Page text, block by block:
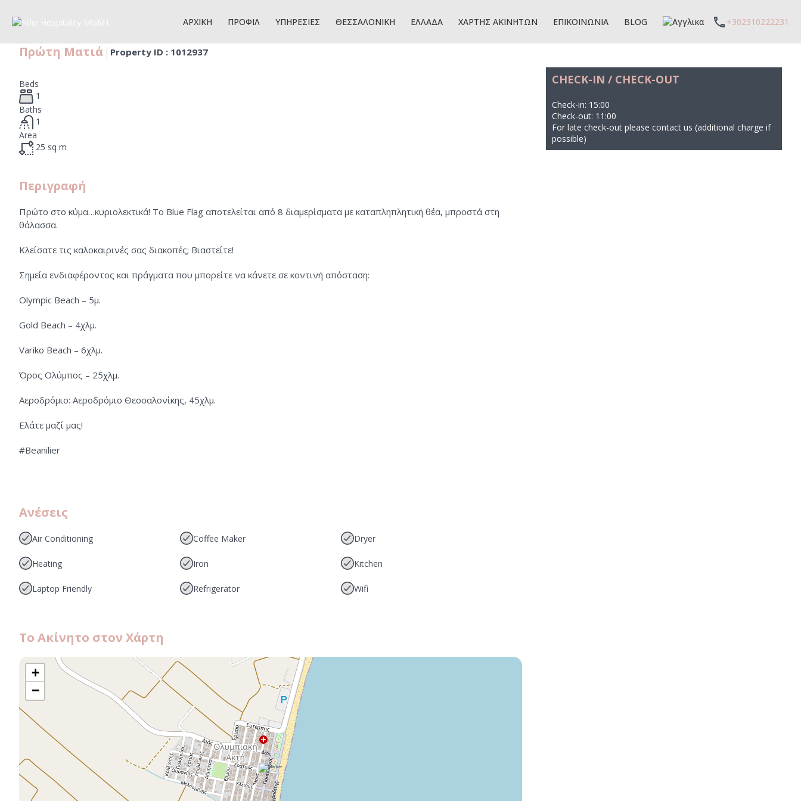
ΑΡΧΙΚΗ ΠΡΟΦΙΛ ΥΠΗΡΕΣΙΕΣ ΘΕΣΣΑΛΟΝΙΚΗ ΕΛΛΑΔΑ ΧΑΡΤΗΣ ΑΚΙΝΗΤΩΝ ΕΠΙΚΟΙΝΩΝΙΑ BLOG
ΑΡΧΙΚΗ ΠΡΟΦΙΛ ΥΠΗΡΕΣΙΕΣ ΘΕΣΣΑΛΟΝΙΚΗ ΕΛΛΑΔΑ ΧΑΡΤΗΣ ΑΚΙΝΗΤΩΝ ΕΠΙΚΟΙΝΩΝΙΑ BLOG +302310222231
Πρώτη Ματιά Property ID : 1012937
Beds
1
Baths
1
Area
25 sq m
Περιγραφή
Πρώτο στο κύμα…κυριολεκτικά! Το Blue Flag αποτελείται από 8 διαμερίσματα με καταπληπλητική θέα, μπροστά στη
θάλασσα.
Κλείσατε τις καλοκαιρινές σας διακοπές; Βιαστείτε!
Σημεία ενδιαφέροντος και πράγματα που μπορείτε να κάνετε σε κοντινή απόσταση:
Olympic Beach – 5μ.
Gold Beach – 4χλμ.
Variko Beach – 6χλμ.
Όρος Ολύμπος – 25χλμ.
Αεροδρόμιο: Αεροδρόμιο Θεσσαλονίκης, 45χλμ.
Ελάτε μαζί μας!
#Beanilier
Ανέσεις
Air Conditioning Coffee Maker Dryer
Heating Iron Kitchen
Laptop Friendly Refrigerator Wifi
Το Ακίνητο στον Χάρτη
+
−
CHECK-IN / CHECK-OUT
Check-in: 15:00
Check-out: 11:00
For late check-out please contact us (additional charge if
possible)